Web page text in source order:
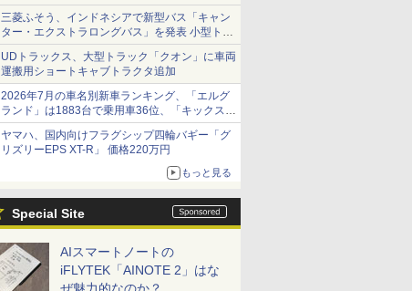
車両を通行可能に
三菱ふそう、インドネシアで新型バス「キャン
ター・エクストラロングバス」を発表 小型トラ
ックベースの観光・旅客輸送向けバス
UDトラックス、大型トラック「クオン」に車両
運搬用ショートキャブトラクタ追加
2026年7月の車名別新車ランキング、「エルグ
ランド」は1883台で乗用車36位、「キックス」
は2591台で27位に
ヤマハ、国内向けフラグシップ四輪バギー「グ
リズリーEPS XT-R」 価格220万円
もっと見る
Special Site
AIスマートノートの
iFLYTEK「AINOTE 2」はな